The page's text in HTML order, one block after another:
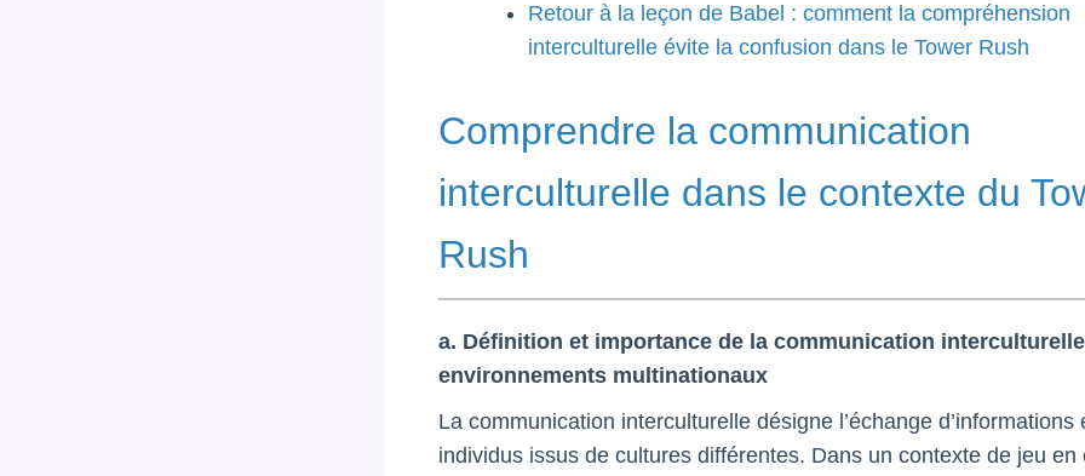
Retour à la leçon de Babel : comment la compréhension
interculturelle évite la confusion dans le Tower Rush
Comprendre la communication
interculturelle dans le contexte du
Rush
a. Définition et importance de la communication
environnements multinationaux
La communication interculturelle désigne l’échange d’informations
individus issus de cultures différentes. Dans un contexte de jeu en